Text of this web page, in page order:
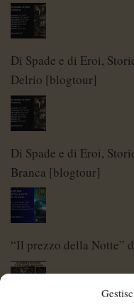
Di Spade e di Eroi,
Delrio [blogtour]
Di Spade e di Eroi,
Branca [blogtour]
“Il prezzo della Notte”